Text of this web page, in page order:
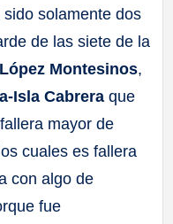
solamente dos
de las siete de la
Montesinos,
Isla Cabrera que
mayor de
cuales es fallera
con algo de
fue